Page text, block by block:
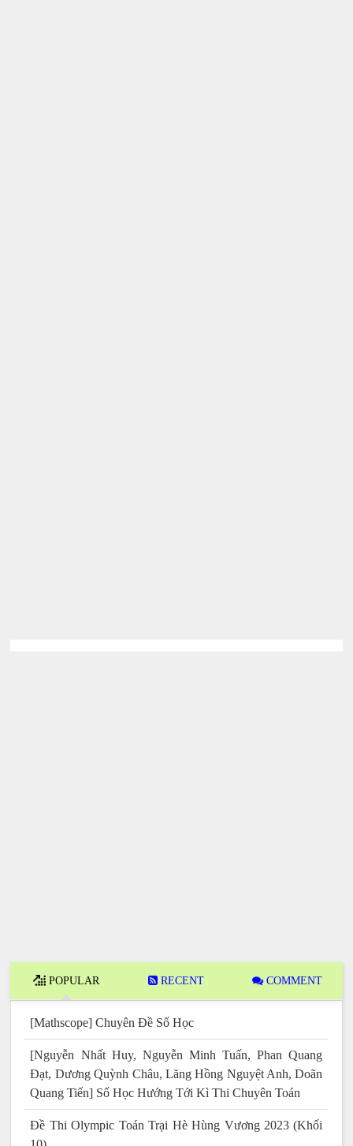
POPULAR RECENT COMMENT
[Mathscope] Chuyên Đề Số Học
[Nguyễn Nhất Huy, Nguyễn Minh Tuấn, Phan Quang
Đạt, Dương Quỳnh Châu, Lăng Hồng Nguyệt Anh, Doãn
Quang Tiến] Số Học Hướng Tới Kì Thi Chuyên Toán
Đề Thi Olympic Toán Trại Hè Hùng Vương 2023 (Khối